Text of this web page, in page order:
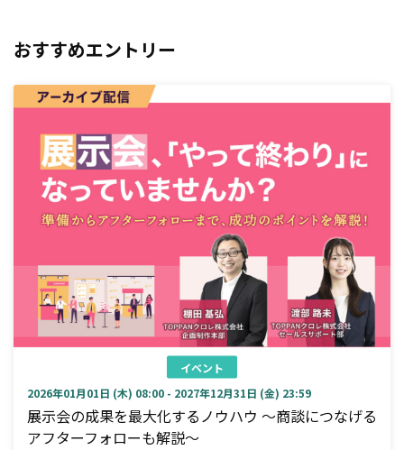
おすすめエントリー
イベント
2026年01月01日 (木) 08:00 - 2027年12月31日 (金) 23:59
展示会の成果を最大化するノウハウ ～商談につなげる
アフターフォローも解説～